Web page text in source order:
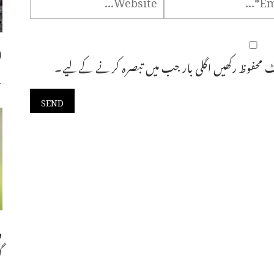
رکھیں اگلی بار جب میں تبصرہ کرنے کےلیے۔